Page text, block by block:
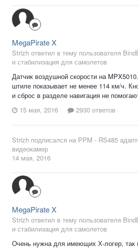
MegaPirate X
Strizh ответил в тему пользователя
и стабилизация для самолетов
Датчик воздушной скорости на
штиле показывает не менее 114 км/ч.
и сброс в разделе навигация не
15 мая, 2016
2930 ответов
Strizh подписался на PPM - RS485
видеокамер
14 мая, 2016
MegaPirate X
Strizh ответил в тему пользователя
и стабилизация для самолетов
Очень нужна для имеющих Х-логер, так